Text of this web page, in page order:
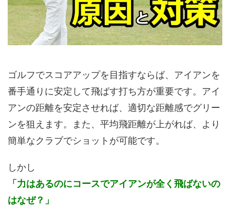
ゴルフでスコアアップを目指すならば、アイアンを
番手通りに安定して飛ばす打ち方が重要です。アイ
アンの距離を安定させれば、適切な距離感でグリー
ンを狙えます。また、平均飛距離が上がれば、より
簡単なクラブでショットが可能です。
しかし
「力はあるのにコースでアイアンが全く飛ばないの
はなぜ？」